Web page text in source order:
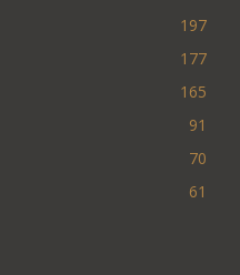
197
177
165
91
70
61